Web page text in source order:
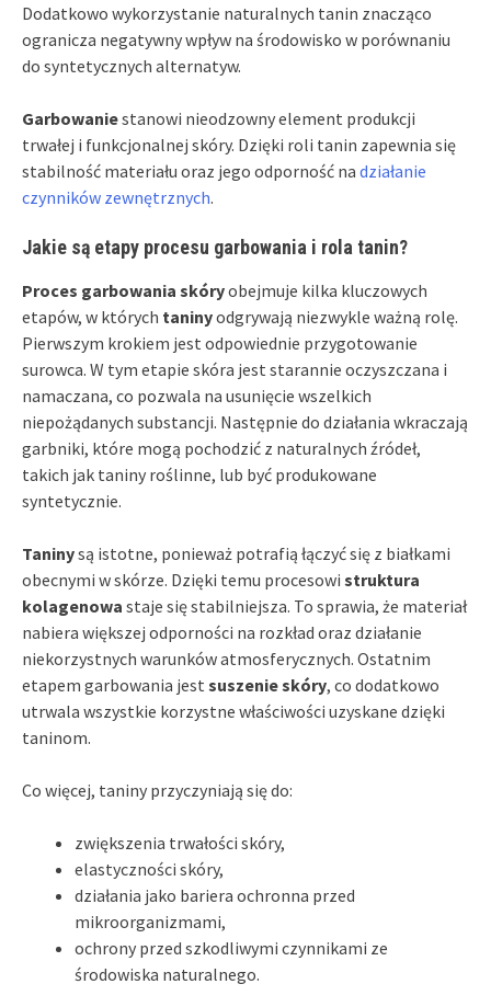
Dodatkowo wykorzystanie naturalnych tanin znacząco
ogranicza negatywny wpływ na środowisko w porównaniu
do syntetycznych alternatyw.
Garbowaniestanowi nieodzowny element produkcji
trwałej i funkcjonalnej skóry. Dzięki roli tanin zapewnia się
stabilność materiału oraz jego odporność na działanie
czynników zewnętrznych.
Jakie są etapy procesu garbowania i rola tanin?
Proces garbowania skóryobejmuje kilka kluczowych
etapów, w których taninyodgrywają niezwykle ważną rolę.
Pierwszym krokiem jest odpowiednie przygotowanie
surowca. W tym etapie skóra jest starannie oczyszczana i
namaczana, co pozwala na usunięcie wszelkich
niepożądanych substancji. Następnie do działania wkraczają
garbniki, które mogą pochodzić z naturalnych źródeł,
takich jak taniny roślinne, lub być produkowane
syntetycznie.
Taninysą istotne, ponieważ potrafią łączyć się z białkami
obecnymi w skórze. Dzięki temu procesowi struktura
kolagenowa staje się stabilniejsza. To sprawia, że materiał
nabiera większej odporności na rozkład oraz działanie
niekorzystnych warunków atmosferycznych. Ostatnim
etapem garbowania jest suszenie skóry, co dodatkowo
utrwala wszystkie korzystne właściwości uzyskane dzięki
taninom.
Co więcej, taniny przyczyniają się do:
zwiększenia trwałości skóry,
elastyczności skóry,
działania jako bariera ochronna przed
mikroorganizmami,
ochrony przed szkodliwymi czynnikami ze
środowiska naturalnego.